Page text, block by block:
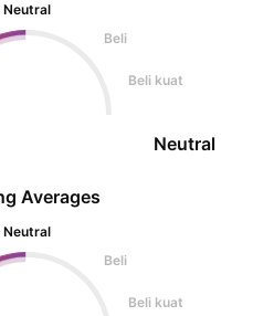
Neutral
Beli
Beli kuat
Neutral
Averages
Neutral
Beli
Beli kuat